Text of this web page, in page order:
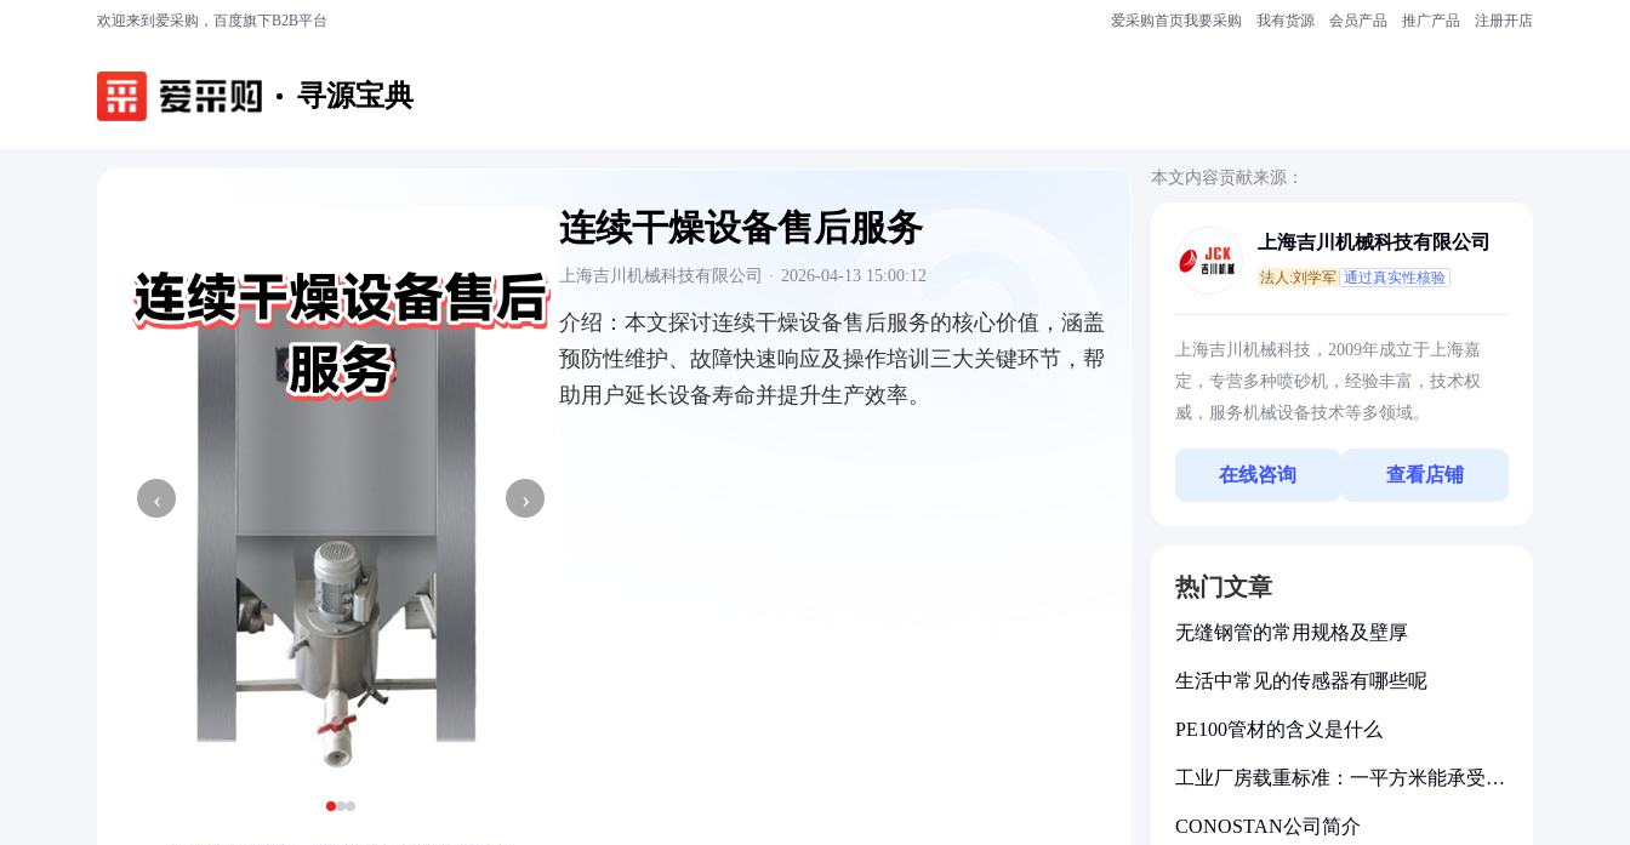
欢迎来到爱采购，百度旗下B2B平台 爱采购首页我要采购 我有货源 会员产品 推广产品 注册开店
寻源宝典
‹ ›
连续干燥设备售后服务
上海吉川机械科技有限公司 · 2026-04-13 15:00:12
介绍： 本文探讨连续干燥设备售后服务的核心价值，涵盖
预防性维护、故障快速响应及操作培训三大关键环节，帮
助用户延长设备寿命并提升生产效率。
本文内容贡献来源：
上海吉川机械科技有限公司
法人:刘学军 通过真实性核验
上海吉川机械科技，2009年成立于上海嘉
定，专营多种喷砂机，经验丰富，技术权
威，服务机械设备技术等多领域。
在线咨询 查看店铺
热门文章
无缝钢管的常用规格及壁厚
生活中常见的传感器有哪些呢
PE100管材的含义是什么
工业厂房载重标准：一平方米能承受多
CONOSTAN公司简介